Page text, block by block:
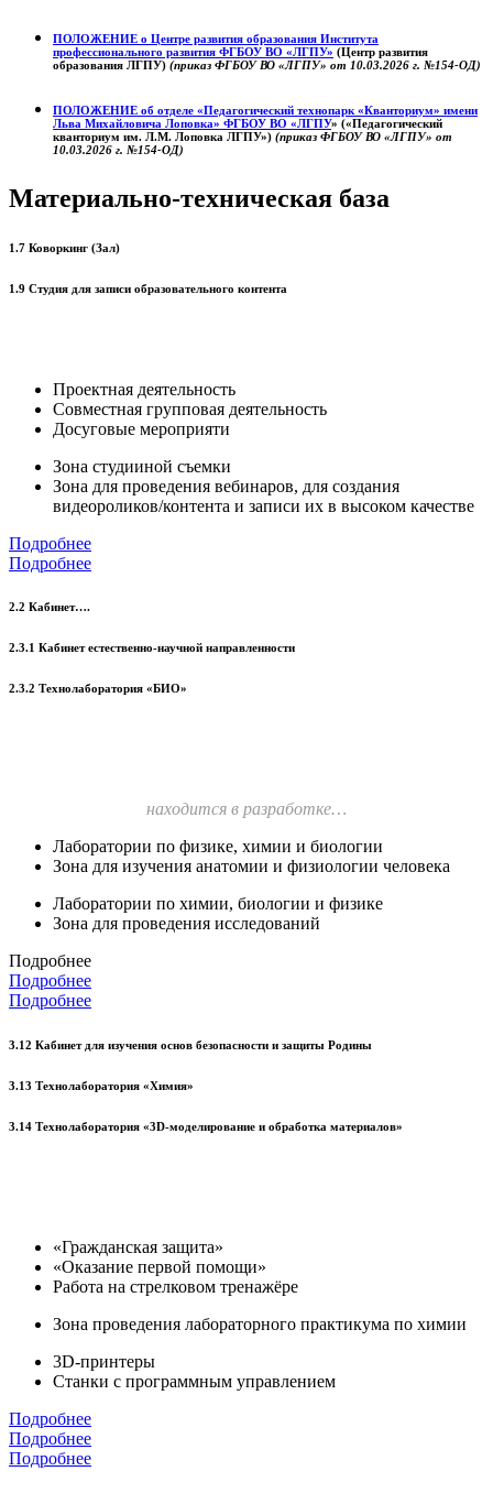
ПОЛОЖЕНИЕ о Центре развития образования Института
профессионального развития ФГБОУ ВО «ЛГПУ» (Центр развития
образования ЛГПУ) (приказ ФГБОУ ВО «ЛГПУ» от 10.03.2026 г. №154-ОД)
ПОЛОЖЕНИЕ об отделе «Педагогический технопарк «Кванториум» имени
Льва Михайловича Лоповка» ФГБОУ ВО «ЛГПУ» («Педагогический
кванториум им. Л.М. Лоповка ЛГПУ») (приказ ФГБОУ ВО «ЛГПУ» от
10.03.2026 г. №154-ОД)
Материально-техническая база
1.7 Коворкинг (Зал)
1.9 Студия для записи образовательного контента
Проектная деятельность
Совместная групповая деятельность
Досуговые мероприяти
Зона студииной съемки
Зона для проведения вебинаров, для создания
видеороликов/контента и записи их в высоком качестве
Подробнее
Подробнее
2.2 Кабинет….
2.3.1 Кабинет естественно-научной направленности
2.3.2 Технолаборатория «БИО»
находится в разработке…
Лаборатории по физике, химии и биологии
Зона для изучения анатомии и физиологии человека
Лаборатории по химии, биологии и физике
Зона для проведения исследований
Подробнее
Подробнее
Подробнее
3.12 Кабинет для изучения основ безопасности и защиты Родины
3.13 Технолаборатория «Химия»
3.14 Технолаборатория «3D-моделирование и обработка материалов»
«Гражданская защита»
«Оказание первой помощи»
Работа на стрелковом тренажёре
Зона проведения лабораторного практикума по химии
3D-принтеры
Станки с программным управлением
Подробнее
Подробнее
Подробнее